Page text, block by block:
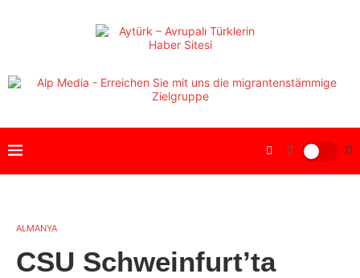
ALMANYA
CSU Schweinfurt’ta